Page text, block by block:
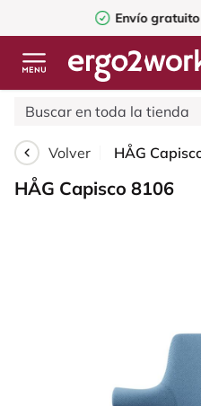
Envío gratuito
Volver
HÅG Capisco 8106